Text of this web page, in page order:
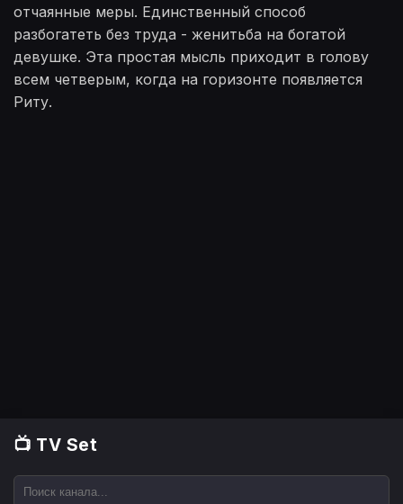
📺 TV Set
отчаянные меры. Единственный способ
разбогатеть без труда - женитьба на богатой
девушке. Эта простая мысль приходит в голову
всем четверым, когда на горизонте появляется
Риту.